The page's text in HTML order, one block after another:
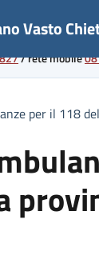
Vasto
/rete mobile
per il 118